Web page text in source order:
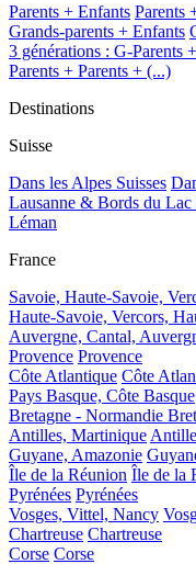
Parents + Enfants Parents
Grands-parents + Enfants
3 générations : G-Parents
Parents + Parents + (...)
Destinations
Suisse
Dans les Alpes Suisses
Lausanne & Bords du Lac
Léman
France
Savoie, Haute-Savoie,
Haute-Savoie, Vercors,
Auvergne, Cantal,
Provence Provence
Côte Atlantique Côte
Pays Basque, Côte Basque
Bretagne - Normandie
Antilles, Martinique
Guyane, Amazonie
Île de la Réunion Île de la
Pyrénées Pyrénées
Vosges, Vittel, Nancy
Chartreuse Chartreuse
Corse Corse